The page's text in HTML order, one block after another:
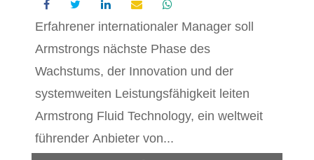
Erfahrener internationaler Manager soll
Armstrongs nächste Phase des
Wachstums, der Innovation und der
systemweiten Leistungsfähigkeit leiten
Armstrong Fluid Technology, ein weltweit
führender Anbieter von...